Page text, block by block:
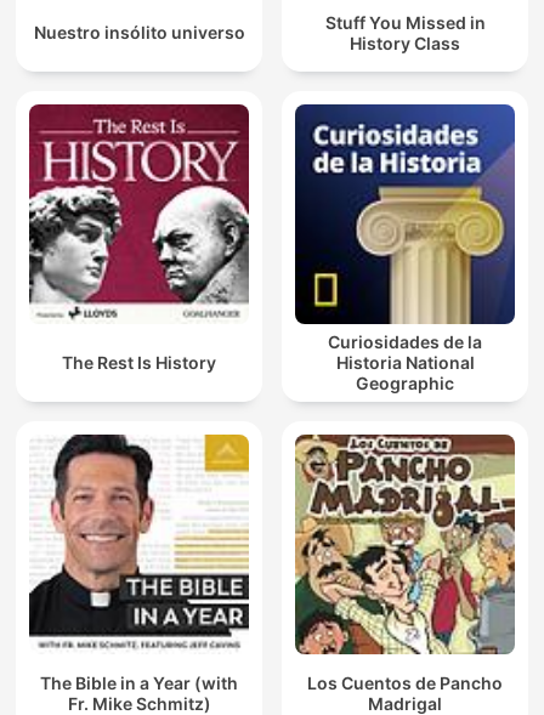
Nuestro insólito universo
Stuff You Missed in
History Class
The Rest Is History
Curiosidades de la
Historia National
Geographic
The Bible in a Year (with
Fr. Mike Schmitz)
Los Cuentos de Pancho
Madrigal